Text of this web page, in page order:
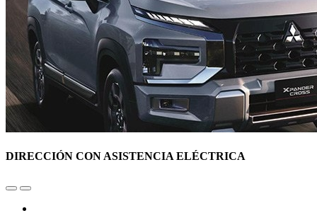
DIRECCIÓN CON ASISTENCIA ELÉCTRICA